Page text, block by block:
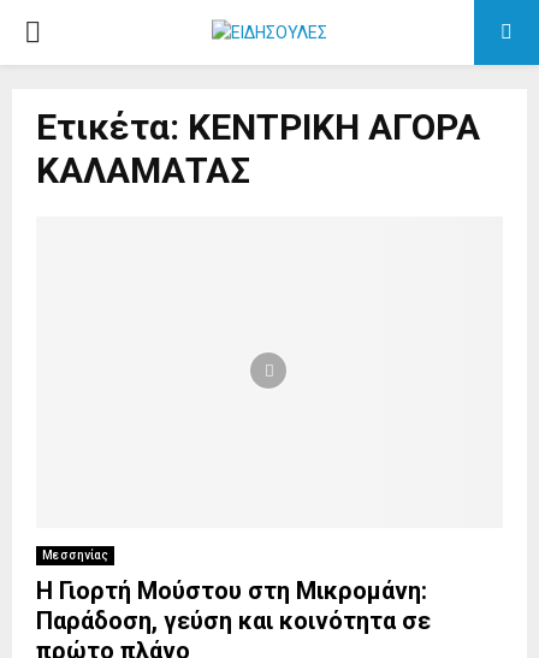
PRIMARY
Ετικέτα: ΚΕΝΤΡΙΚΗ ΑΓΟΡΑ
ΚΑΛΑΜΑΤΑΣ
Μεσσηνίας
Η Γιορτή Μούστου στη Μικρομάνη:
Παράδοση, γεύση και κοινότητα σε
πρώτο πλάνο